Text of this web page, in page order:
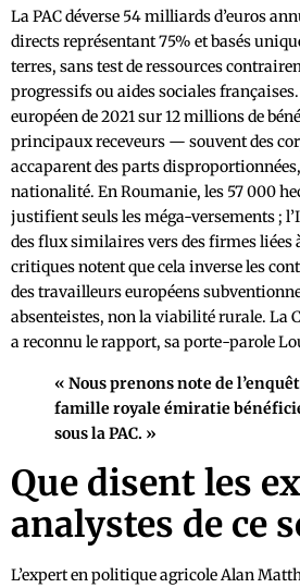
La PAC déverse 54 milliards d’euros
directs représentant 75% et basés
terres, sans test de ressources
progressifs ou aides sociales
européen de 2021 sur 12 millions de
principaux receveurs — souvent des
accaparent des parts
nationalité. En Roumanie, les 57 000
justifient seuls les méga-versements ;
des flux similaires vers des firmes liées
critiques notent que cela inverse les
des travailleurs européens
absenteistes, non la viabilité rurale. La
a reconnu le rapport, sa porte-parole
« Nous prenons note de
famille royale émiratie
sous la PAC. »
Que disent les
analystes de ce
L’expert en politique agricole Alan